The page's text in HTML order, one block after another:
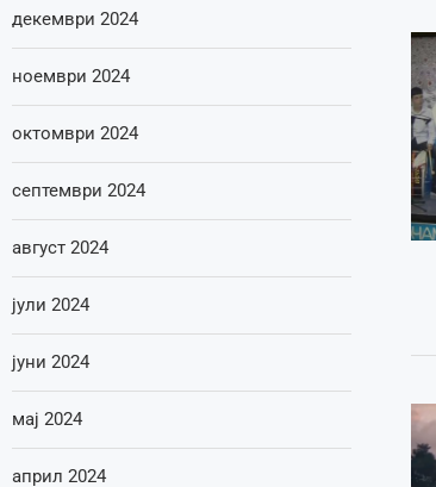
декември 2024
ноември 2024
октомври 2024
септември 2024
август 2024
јули 2024
јуни 2024
мај 2024
април 2024